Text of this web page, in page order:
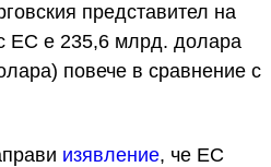
представител на
ЕС е 235,6 млрд. долара
повече в сравнение с
изявление, че ЕС